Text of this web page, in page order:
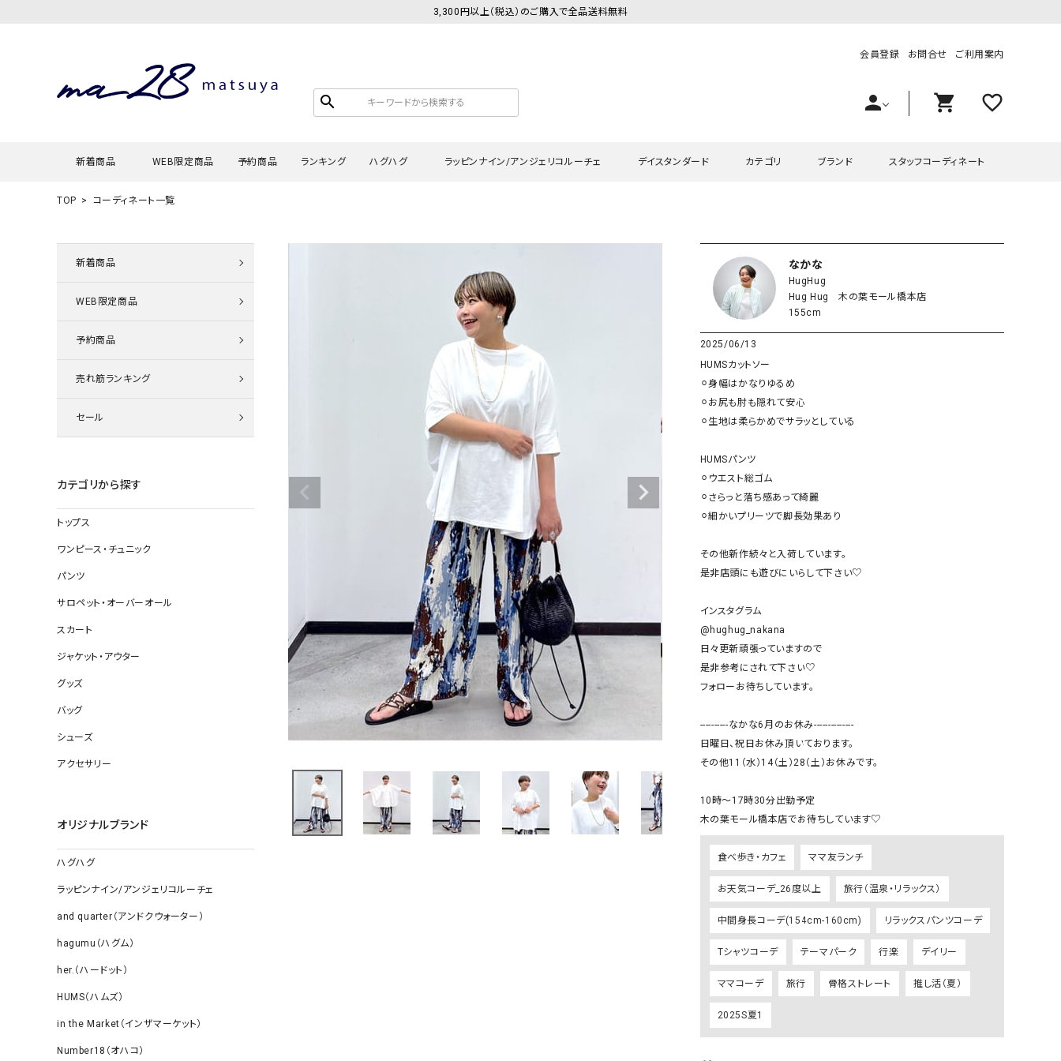
3,300円以上（税込）のご購入で全品送料無料
search
会員登録 お問合せ ご利用案内
person shopping_cart favorite_outline
新着商品 WEB限定商品 予約商品 ランキング ハグハグ
ロング・マキシ丈
その他スカート
すべて見る
バッグ
靴
ラッピンナイン/アンジェリコルーチェ
タンクトップ・キャミソール
デニムパンツ
その他のパンツ
その他アウター
デイスタンダード
チュニック
すべて見る
バッグ
靴
帽子
ソックス・その他雑貨
カテゴリ
ワンピース・チュニック
サロペット・オーバーオール
スカート
ジャケット・アウター
グッズ
ワンピース・チュニック
サロペット・オーバーオール
グッズ
ブランド
ラッピンナイン/アンジェリコルーチェ
hagumu（ハグム）
her.（ハードット）
and quarter（アンドクウォーター） HUMS（ハムズ）
Our.（アワードット）
Wrapin nine9（ラッピンナイン）
1%（イチ パーセント）
adidas（アディダス）
ASFVLT（アスファルト）
Audition（オーディション）
blue willow（ブルーウィロー）
ルスター）
Champion（チャンピオン） RED CARD（レッドカード）
DENIM DUNGAREE（デニムダンガリー） SO（エスオー）
EVOL（イーボル）
SCOTCH&SODA（スコッチ
Emma Taylor（エマテイラー）
スタッフコーディネート
TOP コーディネート一覧
新着商品
WEB限定商品
予約商品
売れ筋ランキング
セール
カテゴリから探す
トップス
ワンピース・チュニック
パンツ
サロペット・オーバーオール
スカート
ジャケット・アウター
グッズ
バッグ
シューズ
アクセサリー
オリジナルブランド
ハグハグ
ラッピンナイン/アンジェリコルーチェ
and quarter（アンドクウォーター）
hagumu（ハグム）
her.（ハードット）
HUMS（ハムズ）
in the Market（インザマーケット）
Number18（オハコ）
なかな
HugHug
Hug Hug 木の葉モール橋本店
155cm
2025/06/13
HUMSカットソー
⚪︎身幅はかなりゆるめ
⚪︎お尻も肘も隠れて安心
⚪︎生地は柔らかめでサラッとしている
HUMSパンツ
⚪︎ウエスト総ゴム
⚪︎さらっと落ち感あって綺麗
⚪︎細かいプリーツで脚長効果あり
その他新作続々と入荷しています。
是非店頭にも遊びにいらして下さい♡
インスタグラム
@hughug_nakana
日々更新頑張っていますので
是非参考にされて下さい♡
フォローお待ちしています。
----------なかな6月のお休み--------------
日曜日、祝日お休み頂いております。
その他11（水）14（土）28（土）お休みです。
10時〜17時30分出勤予定
木の葉モール橋本店でお待ちしています♡
食べ歩き・カフェ ママ友ランチ
お天気コーデ_26度以上 旅行（温泉・リラックス）
中間身長コーデ(154cm-160cm) リラックスパンツコーデ
Tシャツコーデ テーマパーク 行楽 デイリー
ママコーデ 旅行 骨格ストレート 推し活（夏）
2025S夏1